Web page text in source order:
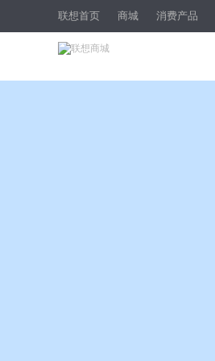
联想首页 商城 消费产品